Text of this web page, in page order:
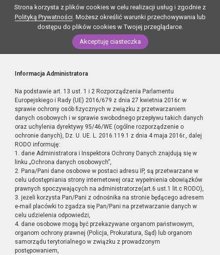
Strona korzysta z plików cookies w celu realizacji usług i zgodnie z
Polityką Prywatności. Możesz określić warunki przechowywania lub
dostępu do plików cookies w Twojej przeglądarce.
Akceptuję ciasteczka
Informacja Administratora
Na podstawie art. 13 ust. 1 i 2 Rozporządzenia Parlamentu
Europejskiego i Rady (UE) 2016/679 z dnia 27 kwietnia 2016r. w
sprawie ochrony osób fizycznych w związku z przetwarzaniem
danych osobowych i w sprawie swobodnego przepływu takich danych
oraz uchylenia dyrektywy 95/46/WE (ogólne rozporządzenie o
ochronie danych), Dz. U. UE. L. 2016.119.1 z dnia 4 maja 2016r., dalej
RODO informuję:
1. dane Administratora i Inspektora Ochrony Danych znajdują się w
linku „Ochrona danych osobowych”,
2. Pana/Pani dane osobowe w postaci adresu IP, są przetwarzane w
celu udostępniania strony internetowej oraz wypełnienia obowiązków
prawnych spoczywających na administratorze(art.6 ust.1 lit.c RODO),
3. jeżeli korzysta Pan/Pani z odnośnika na stronie będącego adresem
e-mail placówki to zgadza się Pan/Pani na przetwarzanie danych w
celu udzielenia odpowiedzi,
4. dane osobowe mogą być przekazywane organom państwowym,
organom ochrony prawnej (Policja, Prokuratura, Sąd) lub organom
samorządu terytorialnego w związku z prowadzonym
postępowaniem,